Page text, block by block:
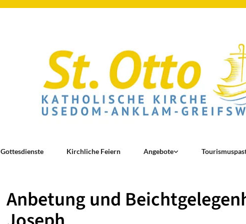
Gottesdienste Kirchliche Feiern Angebote
Anbetung und